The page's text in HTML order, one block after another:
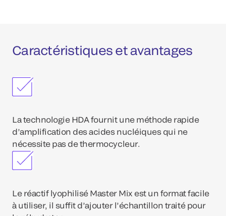
Caractéristiques et avantages
La technologie HDA fournit une méthode rapide
d’amplification des acides nucléiques qui ne
nécessite pas de thermocycleur.
Le réactif lyophilisé Master Mix est un format facile
à utiliser, il suffit d’ajouter l’échantillon traité pour